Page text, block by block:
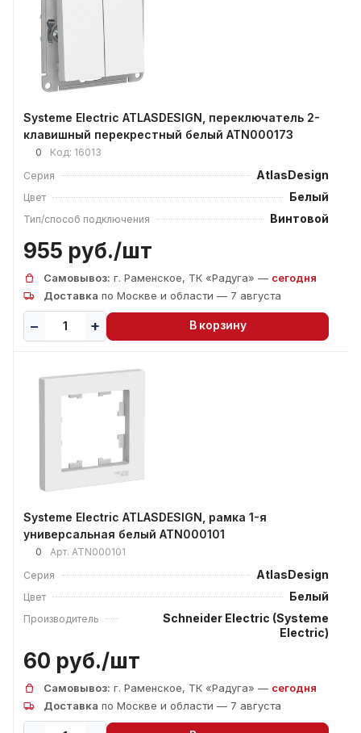
Systeme Electric ATLASDESIGN, переключатель 2-
клавишный перекрестный белый ATN000173
0 Код: 16013
Серия
AtlasDesign
Цвет Белый
Тип/способ подключения Винтовой
955 руб./шт
Самовывоз: г. Раменское, ТК «Радуга» — сегодня
Доставка по Москве и области — 7 августа
В корзину
Systeme Electric ATLASDESIGN, рамка 1-я
универсальная белый ATN000101
0 Арт. ATN000101
Серия
AtlasDesign
Цвет Белый
Производитель
Schneider Electric (Systeme
Electric)
60 руб./шт
Самовывоз: г. Раменское, ТК «Радуга» — сегодня
Доставка по Москве и области — 7 августа